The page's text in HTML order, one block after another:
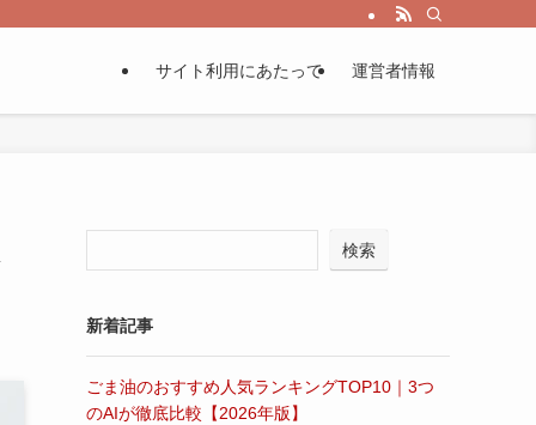
サイト利用にあたって 運営者情報
検索
新着記事
ごま油のおすすめ人気ランキングTOP10｜3つ
のAIが徹底比較【2026年版】